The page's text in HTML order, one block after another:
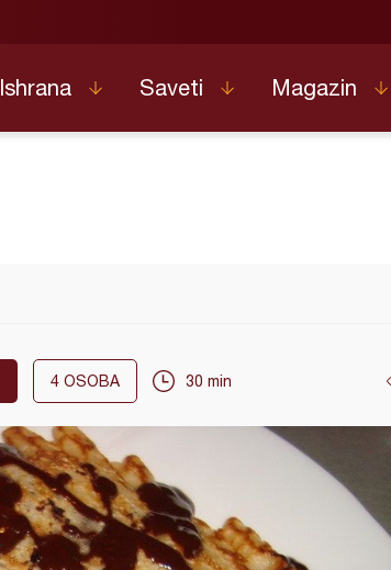
Ishrana Saveti Magazin
4 OSOBA 30 min